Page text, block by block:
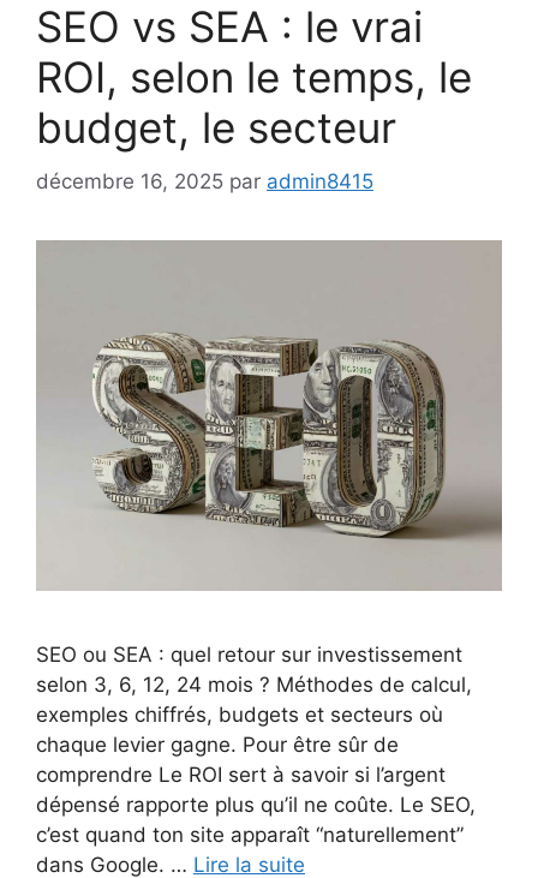
SEO vs SEA : le vrai
ROI, selon le temps, le
budget, le secteur
décembre 16, 2025 par admin8415
SEO ou SEA : quel retour sur investissement
selon 3, 6, 12, 24 mois ? Méthodes de calcul,
exemples chiffrés, budgets et secteurs où
chaque levier gagne. Pour être sûr de
comprendre Le ROI sert à savoir si l’argent
dépensé rapporte plus qu’il ne coûte. Le SEO,
c’est quand ton site apparaît “naturellement”
dans Google. … Lire la suite